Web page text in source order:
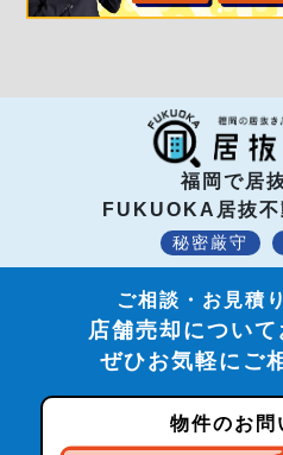
福岡で居
FUKUOKA居抜不
秘密厳守
ご相談・お見積
店舗売却につい
ぜひお気軽にご
物件のお問